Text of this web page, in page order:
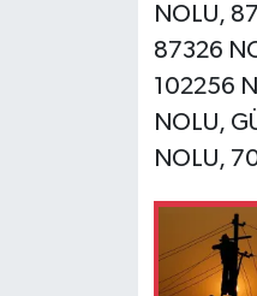
NOLU,
87326
102256
NOLU,
NOLU,